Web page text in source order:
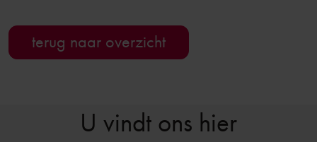
terug naar overzicht
U vindt ons hier